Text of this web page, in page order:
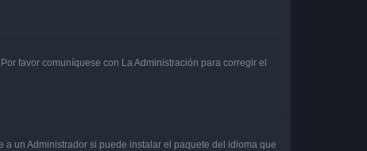
favor comuníquese con La Administración para corregir el
un Administrador si puede instalar el paquete del idioma que